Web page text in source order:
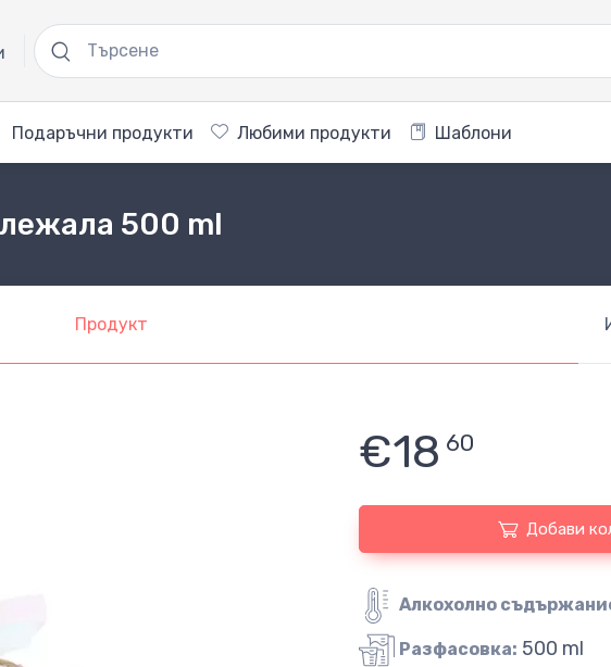
Подаръчни продукти Любими продукти Шаблони
500 ml
Продукт
€18 60
Добави
Алкохолно
Разфасовка: 500 ml